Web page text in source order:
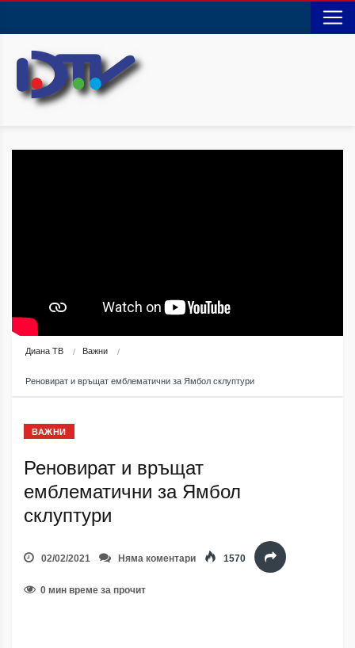
Диана ТВ Важни
Реновират и връщат емблематични за Ямбол склуптури
ВАЖНИ
Реновират и връщат
емблематични за Ямбол
склуптури
02/02/2021 Няма коментари 1570
0 мин време за прочит